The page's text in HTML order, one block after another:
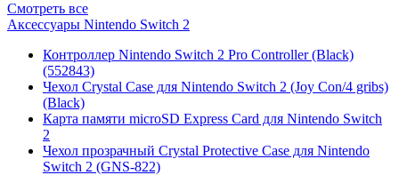
Смотреть все
Аксессуары Nintendo Switch 2
Контроллер Nintendo Switch 2 Pro Controller (Black)
(552843)
Чехол Сrystal Сase для Nintendo Switch 2 (Joy Con/4 gribs)
(Black)
Карта памяти microSD Express Card для Nintendo Switch
2
Чехол прозрачный Crystal Protective Case для Nintendo
Switch 2 (GNS-822)